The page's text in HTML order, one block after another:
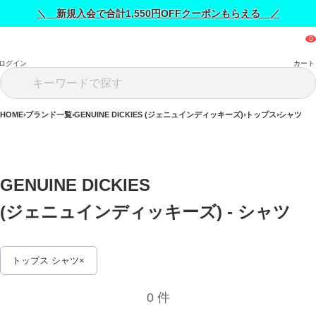
＼ 新規入会で合計1,550円OFFクーポンもらえる ／
グイン カート
HOME ブランド一覧 GENUINE DICKIES (ジェニュインディッキーズ) トップス シャツ
GENUINE DICKIES
(ジェニュインディッキーズ) - シャツ
トップス シャツ
0 件